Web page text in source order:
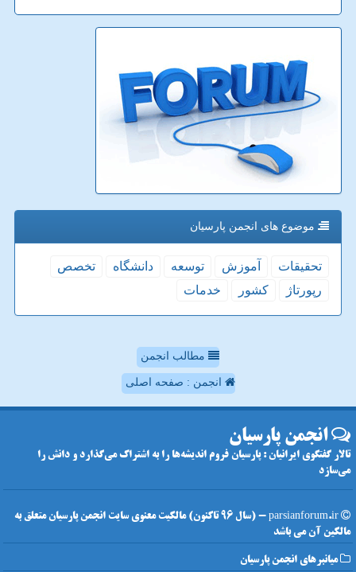
موضوع های انجمن پارسیان
تحقیقات آموزش توسعه دانشگاه
تخصص
رپورتاژ
كشور خدمات
مطالب انجمن
انجمن : صفحه اصلی
انجمن پارسیان
تالار گفتگوی ایرانیان : پارسیان فروم اندیشه‌ها را به اشتراک می‌گذارد و دانش را
می‌سازد
parsianforum.ir - (سال 96 تاکنون) مالکیت معنوی سایت انجمن پارسیان متعلق به
مالکین آن می باشد
میانبرهای انجمن پارسیان